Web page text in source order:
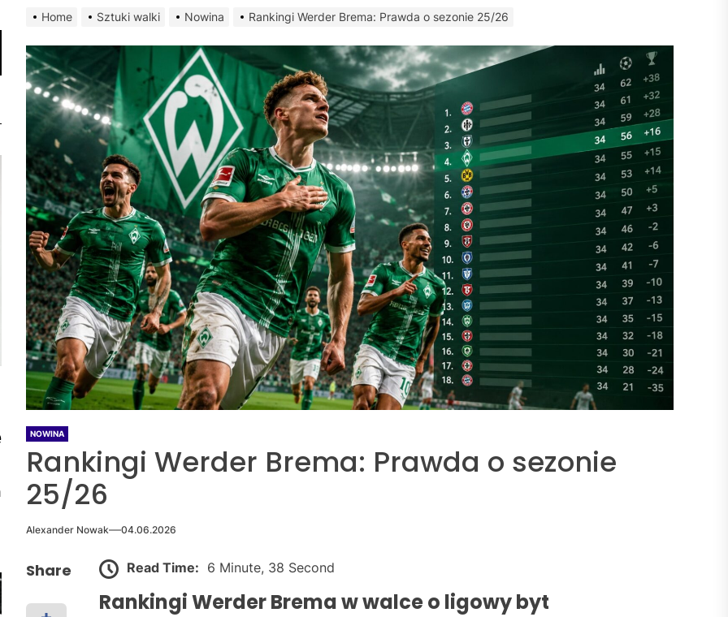
Home Sztuki walki Nowina Rankingi Werder Brema: Prawda o sezonie 25/26
NOWINA
Rankingi Werder Brema: Prawda o sezonie
25/26
Alexander Nowak 04.06.2026
Share Read Time: 6 Minute, 38 Second
Rankingi Werder Brema w walce o ligowy byt